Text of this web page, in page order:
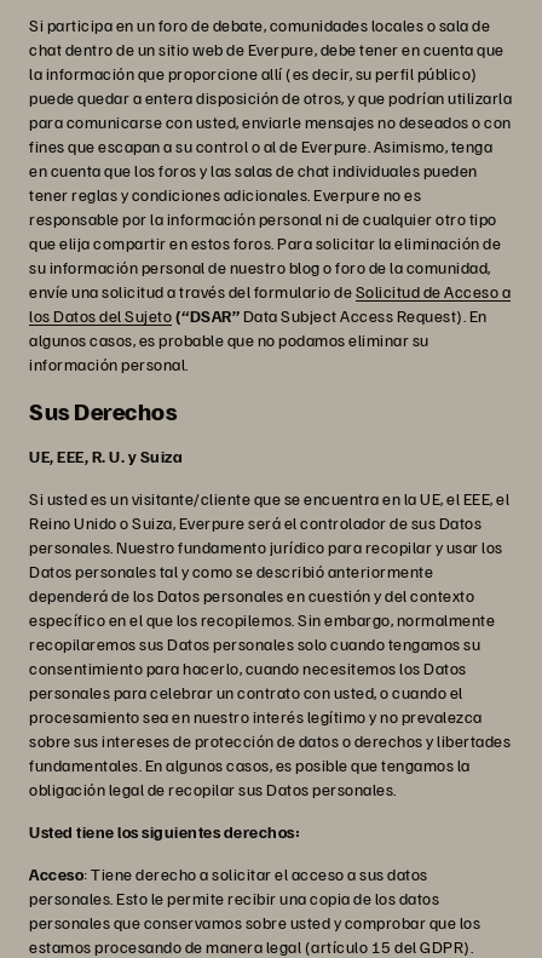
Si participa en un foro de debate, comunidades locales o sala de
chat dentro de un sitio web de Everpure, debe tener en cuenta que
la información que proporcione allí (es decir, su perfil público)
puede quedar a entera disposición de otros, y que podrían utilizarla
para comunicarse con usted, enviarle mensajes no deseados o con
fines que escapan a su control o al de Everpure. Asimismo, tenga
en cuenta que los foros y las salas de chat individuales pueden
tener reglas y condiciones adicionales. Everpure no es
responsable por la información personal ni de cualquier otro tipo
que elija compartir en estos foros. Para solicitar la eliminación de
su información personal de nuestro blog o foro de la comunidad,
envíe una solicitud a través del formulario deSolicitud de Acceso a
los Datos del Sujeto(“DSAR”Data Subject Access Request). En
algunos casos, es probable que no podamos eliminar su
información personal.
Sus Derechos
UE, EEE, R. U. y Suiza
Si usted es un visitante/cliente que se encuentra en la UE, el EEE, el
Reino Unido o Suiza, Everpure será el controlador de sus Datos
personales. Nuestro fundamento jurídico para recopilar y usar los
Datos personales tal y como se describió anteriormente
dependerá de los Datos personales en cuestión y del contexto
específico en el que los recopilemos. Sin embargo, normalmente
recopilaremos sus Datos personales solo cuando tengamos su
consentimiento para hacerlo, cuando necesitemos los Datos
personales para celebrar un contrato con usted, o cuando el
procesamiento sea en nuestro interés legítimo y no prevalezca
sobre sus intereses de protección de datos o derechos y libertades
fundamentales. En algunos casos, es posible que tengamos la
obligación legal de recopilar sus Datos personales.
Usted tiene los siguientes derechos:
Acceso: Tiene derecho a solicitar el acceso a sus datos
personales. Esto le permite recibir una copia de los datos
personales que conservamos sobre usted y comprobar que los
estamos procesando de manera legal (artículo 15 del GDPR).